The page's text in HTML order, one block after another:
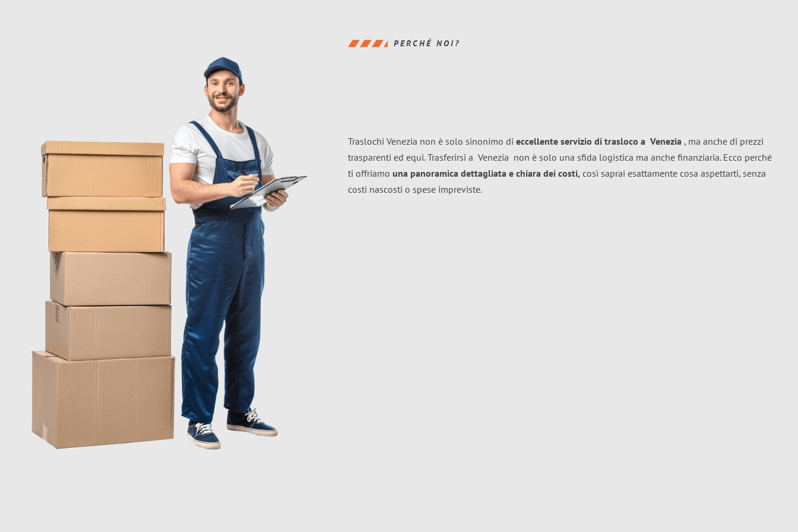
PERCHÉ NOI?
Traslochi Venezia non è solo sinonimo di eccellente servizio di trasloco a Venezia , ma anche di prezzi
trasparenti ed equi. Trasferirsi a Venezia non è solo una sfida logistica ma anche finanziaria. Ecco perché
ti offriamo una panoramica dettagliata e chiara dei costi, così saprai esattamente cosa aspettarti, senza
costi nascosti o spese impreviste.